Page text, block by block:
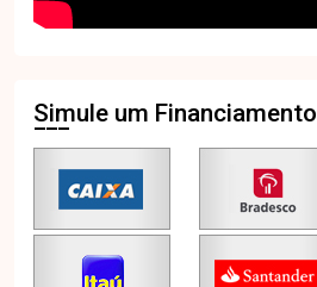
Simule um Financiamento